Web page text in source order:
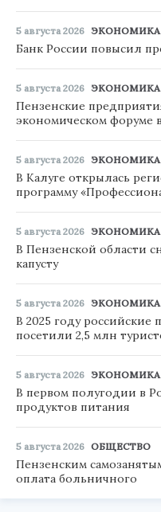
5 августа 2026 ЭКОНОМИКА
Банк России повысил
5 августа 2026 ЭКОНОМИКА
Пензенские
экономическом форуме
5 августа 2026 ЭКОНОМИКА
В Калуге открылась
программу
5 августа 2026 ЭКОНОМИКА
В Пензенской области
капусту
5 августа 2026 ЭКОНОМИКА
В 2025 году
посетили 2,5 млн
5 августа 2026 ЭКОНОМИКА
В первом полугодии в
продуктов питания
5 августа 2026 ОБЩЕСТВО
Пензенским
оплата больничного